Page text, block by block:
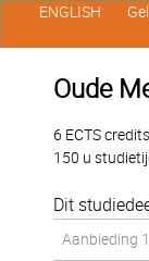
Oude
6 ECTS credits
150 u
Dit
Aanbieding
ENGLISH